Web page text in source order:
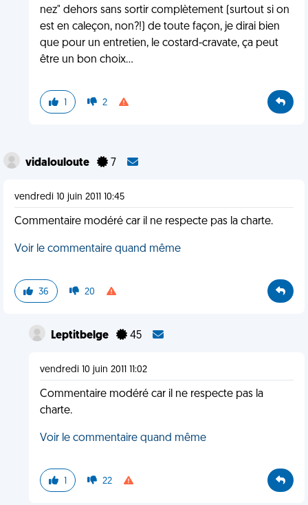
nez" dehors sans sortir complètement (surtout si on
est en caleçon, non?!) de toute façon, je dirai bien
que pour un entretien, le costard-cravate, ça peut
être un bon choix...
1 2
vidalouloute 7
vendredi 10 juin 2011 10:45
Commentaire modéré car il ne respecte pas la charte.
Voir le commentaire quand même
36 20
Leptitbelge 45
vendredi 10 juin 2011 11:02
Commentaire modéré car il ne respecte pas la
charte.
Voir le commentaire quand même
1 22